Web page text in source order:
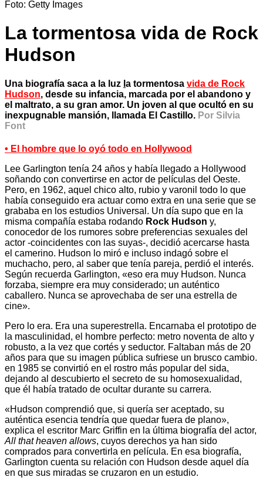
Foto: Getty Images
La tormentosa vida de Rock
Hudson
Una biografía saca a la luz a tormentosa vida de Rock
Hudson, desde su infancia, marcada por el abandono y
el maltrato, a su gran amor. Un joven al que ocultó en su
inexpugnable mansión, llamada El Castillo. Por Silvia
Font
• El hombre que lo oyó todo en Hollywood
Lee Garlington tenía 24 años y había llegado a Hollywood
soñando con convertirse en actor de películas del Oeste.
Pero, en 1962, aquel chico alto, rubio y varonil todo lo que
había conseguido era actuar como extra en una serie que se
grababa en los estudios Universal. Un día supo que en la
misma compañía estaba rodando Rock Hudson y,
conocedor de los rumores sobre preferencias sexuales del
actor -coincidentes con las suyas-, decidió acercarse hasta
el camerino. Hudson lo miró e incluso indagó sobre el
muchacho, pero, al saber que tenía pareja, perdió el interés.
Según recuerda Garlington, «eso era muy Hudson. Nunca
forzaba, siempre era muy considerado; un auténtico
caballero. Nunca se aprovechaba de ser una estrella de
cine».
Pero lo era. Era una superestrella. Encarnaba el prototipo de
la masculinidad, el hombre perfecto: metro noventa de alto y
robusto, a la vez que cortés y seductor. Faltaban más de 20
años para que su imagen pública sufriese un brusco cambio.
en 1985 se convirtió en el rostro más popular del sida,
dejando al descubierto el secreto de su homosexualidad,
que él había tratado de ocultar durante su carrera.
«Hudson comprendió que, si quería ser aceptado, su
auténtica esencia tendría que quedar fuera de plano»,
explica el escritor Marc Griffin en la última biografía del actor,
All that heaven allows, cuyos derechos ya han sido
comprados para convertirla en película. En esa biografía,
Garlington cuenta su relación con Hudson desde aquel día
en que sus miradas se cruzaron en un estudio.